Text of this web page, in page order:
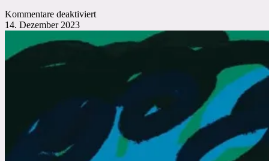
Kommentare deaktiviertfür
Liliths
14. Dezember 2023